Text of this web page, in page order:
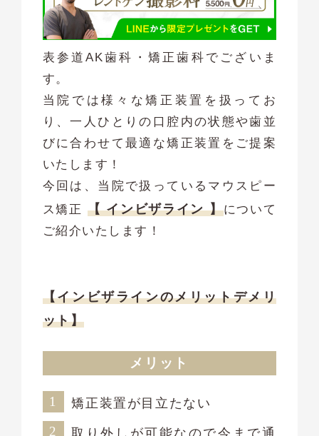
表参道AK歯科・矯正歯科でございま
す。
当院では様々な矯正装置を扱ってお
り、一人ひとりの口腔内の状態や歯並
びに合わせて最適な矯正装置をご提案
いたします！
今回は、当院で扱っているマウスピー
ス矯正 【 インビザライン 】について
ご紹介いたします！
【インビザラインのメリットデメリ
ット】
メリット
矯正装置が目立たない